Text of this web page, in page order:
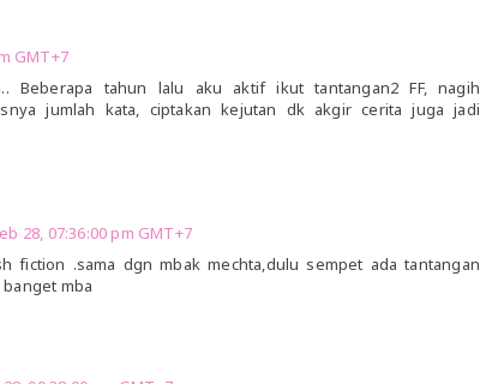
GMT+7
Beberapa tahun lalu aku aktif ikut tantangan2 FF, nagih
jumlah kata, ciptakan kejutan dk akgir cerita juga jadi
28, 07:36:00 pm GMT+7
fiction .sama dgn mbak mechta,dulu sempet ada tantangan
mba